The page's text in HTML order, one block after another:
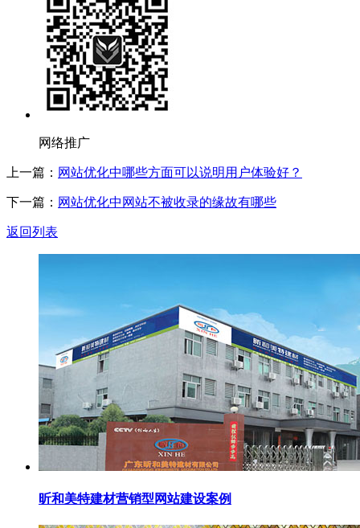
网络推广
上一篇： 网站优化中哪些方面可以说明用户体验好？
下一篇： 网站优化中网站不被收录的缘故有哪些
返回列表
昕和美特建材营销型网站建设案例